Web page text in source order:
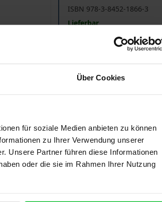
Über Cookies
für soziale Medien anbieten zu können
zu Ihrer Verwendung unserer
Unsere Partner führen diese Informationen
oder die sie im Rahmen Ihrer Nutzung
ISBN 978-3-8452-1866-3
Lieferbar
kann die MwSt. an der Kasse
derer in Staaten und